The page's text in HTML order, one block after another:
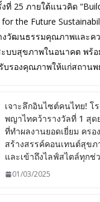
ที่ 25 ภายใต้แนวคิด
the Future
วัฒนธรรมคุณภาพและค
ะบบสุขภาพในอนาคต พร้
บรองคุณภาพให้แก่สถานพ
เจาะลึกอินไซต์คนไทย! โ
พญาไทคว้ารางวัลที่ 1 สุด
ที่ทำผลงานยอดเยี่ยม ครอ
สร้างสรรค์คอนเทนต์สุขภ
และเข้าถึงไลฟ์สไตล์ทุกช่
01/03/2025